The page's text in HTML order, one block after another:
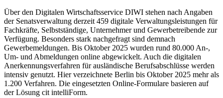
Über den Digitalen Wirtschaftsservice DIWI stehen nach Angaben
der Senatsverwaltung derzeit 459 digitale Verwaltungsleistungen für
Fachkräfte, Selbstständige, Unternehmer und Gewerbetreibende zur
Verfügung. Besonders stark nachgefragt sind demnach
Gewerbemeldungen. Bis Oktober 2025 wurden rund 80.000 An-,
Um- und Abmeldungen online abgewickelt. Auch die digitalen
Anerkennungsverfahren für ausländische Berufsabschlüsse werden
intensiv genutzt. Hier verzeichnete Berlin bis Oktober 2025 mehr als
1.200 Verfahren. Die eingesetzten Online-Formulare basieren auf
der Lösung cit intelliForm.